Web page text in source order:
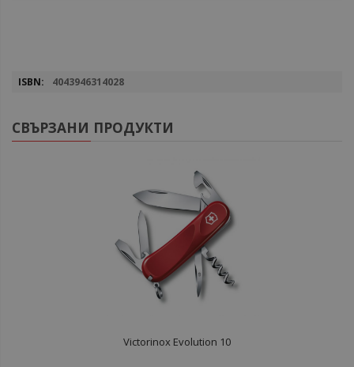
Повече
4043946314028
СВЪРЗАНИ ПРОДУКТИ
Victorinox Evolution 10